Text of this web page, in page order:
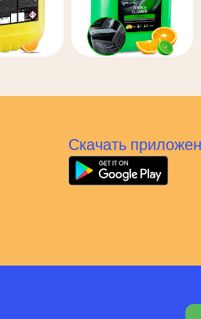
Скачать